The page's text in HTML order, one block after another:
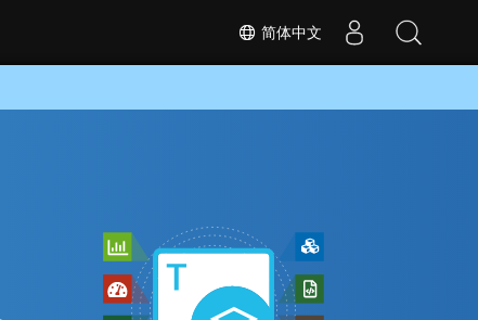
简体中文